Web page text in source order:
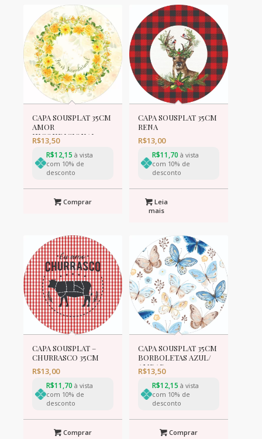
CAPA SOUSPLAT 35CM
AMOR
INCONDICIONAL
R$13,50
R$12,15 à vista
com 10% de
desconto
Comprar
CAPA SOUSPLAT 35CM
RENA
R$13,00
R$11,70 à vista
com 10% de
desconto
Leia
mais
CAPA SOUSPLAT –
CHURRASCO 35CM
R$13,00
R$11,70 à vista
com 10% de
desconto
Comprar
CAPA SOUSPLAT 35CM
BORBOLETAS AZUL/
AMBAR
R$13,50
R$12,15 à vista
com 10% de
desconto
Comprar